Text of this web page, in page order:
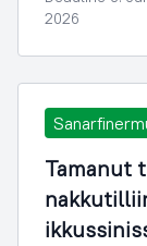
2026
Tamanut